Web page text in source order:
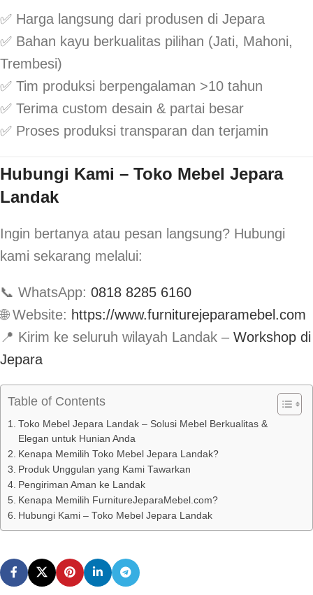
✅ Harga langsung dari produsen di Jepara
✅ Bahan kayu berkualitas pilihan (Jati, Mahoni,
Trembesi)
✅ Tim produksi berpengalaman >10 tahun
✅ Terima custom desain & partai besar
✅ Proses produksi transparan dan terjamin
Hubungi Kami – Toko Mebel Jepara
Landak
Ingin bertanya atau pesan langsung? Hubungi
kami sekarang melalui:
📞 WhatsApp: 0818 8285 6160
🌐 Website: https://www.furniturejeparamebel.com
📍 Kirim ke seluruh wilayah Landak – Workshop di
Jepara
Table of Contents
Toko Mebel Jepara Landak – Solusi Mebel Berkualitas &
Elegan untuk Hunian Anda
Kenapa Memilih Toko Mebel Jepara Landak?
Produk Unggulan yang Kami Tawarkan
Pengiriman Aman ke Landak
Kenapa Memilih FurnitureJeparaMebel.com?
Hubungi Kami – Toko Mebel Jepara Landak